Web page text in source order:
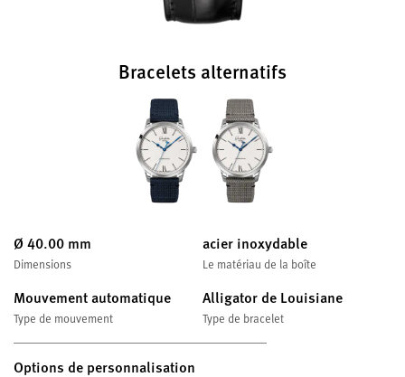
Bracelets alternatifs
Ø 40.00 mm
Dimensions
acier inoxydable
Le matériau de la boîte
Mouvement automatique
Type de mouvement
Alligator de Louisiane
Type de bracelet
Options de personnalisation